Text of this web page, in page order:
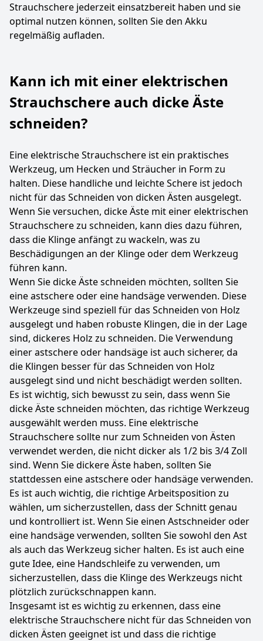
Strauchschere jederzeit einsatzbereit haben und sie
optimal nutzen können, sollten Sie den Akku
regelmäßig aufladen.
Kann ich mit einer elektrischen
Strauchschere auch dicke Äste
schneiden?
Eine elektrische Strauchschere ist ein praktisches
Werkzeug, um Hecken und Sträucher in Form zu
halten. Diese handliche und leichte Schere ist jedoch
nicht für das Schneiden von dicken Ästen ausgelegt.
Wenn Sie versuchen, dicke Äste mit einer elektrischen
Strauchschere zu schneiden, kann dies dazu führen,
dass die Klinge anfängt zu wackeln, was zu
Beschädigungen an der Klinge oder dem Werkzeug
führen kann.
Wenn Sie dicke Äste schneiden möchten, sollten Sie
eine astschere oder eine handsäge verwenden. Diese
Werkzeuge sind speziell für das Schneiden von Holz
ausgelegt und haben robuste Klingen, die in der Lage
sind, dickeres Holz zu schneiden. Die Verwendung
einer astschere oder handsäge ist auch sicherer, da
die Klingen besser für das Schneiden von Holz
ausgelegt sind und nicht beschädigt werden sollten.
Es ist wichtig, sich bewusst zu sein, dass wenn Sie
dicke Äste schneiden möchten, das richtige Werkzeug
ausgewählt werden muss. Eine elektrische
Strauchschere sollte nur zum Schneiden von Ästen
verwendet werden, die nicht dicker als 1/2 bis 3/4 Zoll
sind. Wenn Sie dickere Äste haben, sollten Sie
stattdessen eine astschere oder handsäge verwenden.
Es ist auch wichtig, die richtige Arbeitsposition zu
wählen, um sicherzustellen, dass der Schnitt genau
und kontrolliert ist. Wenn Sie einen Astschneider oder
eine handsäge verwenden, sollten Sie sowohl den Ast
als auch das Werkzeug sicher halten. Es ist auch eine
gute Idee, eine Handschleife zu verwenden, um
sicherzustellen, dass die Klinge des Werkzeugs nicht
plötzlich zurückschnappen kann.
Insgesamt ist es wichtig zu erkennen, dass eine
elektrische Strauchschere nicht für das Schneiden von
dicken Ästen geeignet ist und dass die richtige